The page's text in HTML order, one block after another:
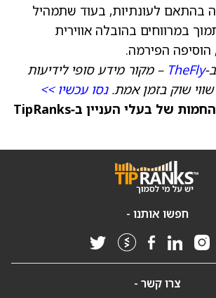
בהתאם לעונתיות, בעוד שתמהיל
במרווחים בהובלה אווירית
הוסיפה הפירמה.
TheFly – מקור מידע סופי לידיעות
שווי שוק בזמן אמת.נסו עכשיו >>
ראו את המניות החמות של בעלי העניין ב‑TipRanks
חפשו אותנו -
צרו קשר -